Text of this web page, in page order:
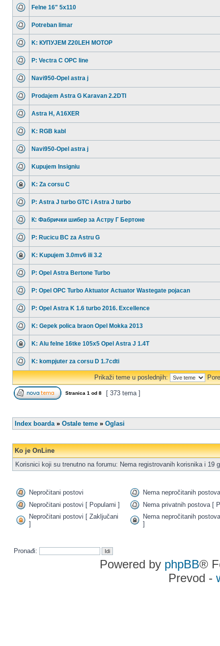
Felne 16" 5x110
Potreban limar
K: КУПУЈЕМ Z20LEH МОТОР
P: Vectra C OPC line
Navi950-Opel astra j
Prodajem Astra G Karavan 2.2DTI
Astra H, A16XER
K: RGB kabl
Navi950-Opel astra j
Kupujem Insigniu
K: Za corsu C
P: Astra J turbo GTC i Astra J turbo
К: Фабрички шибер за Астру Г Бертоне
P: Rucicu BC za Astru G
K: Kupujem 3.0mv6 ili 3.2
P: Opel Astra Bertone Turbo
P: Opel OPC Turbo Aktuator Actuator Wastegate pojacan
P: Opel Astra K 1.6 turbo 2016. Excellence
K: Gepek polica braon Opel Mokka 2013
K: Alu felne 16tke 105x5 Opel Astra J 1.4T
K: kompjuter za corsu D 1.7cdti
Prikaži teme u poslednjih:
Stranica 1 od 8 [ 373 tema ]
Index boarda» Ostale teme » Oglasi
Ko je OnLine
Korisnici koji su trenutno na forumu: Nema registrovanih korisnika i 19
Nepročitani postovi
Nema nepročitanih postova
Nepročitani postovi [ Popularni ]
Nema privatnih postova [
Nepročitani postovi [ Zaključani
]
Nema nepročitanih
]
Pronađi:
Powered by phpBB®
Prevod -